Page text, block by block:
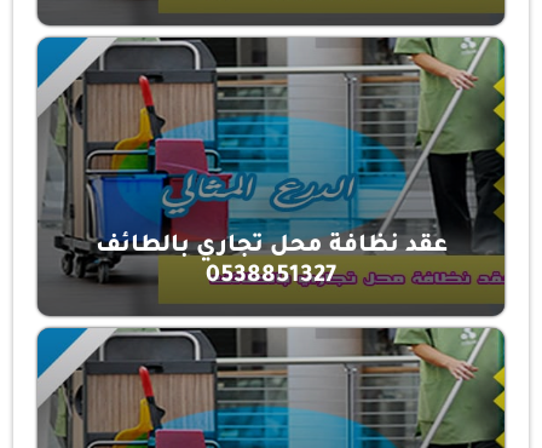
عقد نظافة محل تجاري بالطائف
0538851327